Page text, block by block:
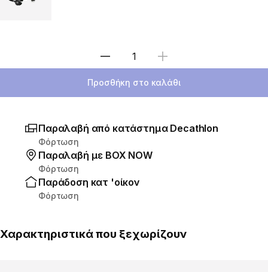
Επιλέξτε ποσότητα
Προσθήκη στο καλάθι
Παραλαβή από κατάστημα Decathlon
Φόρτωση
Παραλαβή με ΒΟΧ ΝΟW
Φόρτωση
Παράδοση κατ 'οίκον
Φόρτωση
Χαρακτηριστικά που ξεχωρίζουν